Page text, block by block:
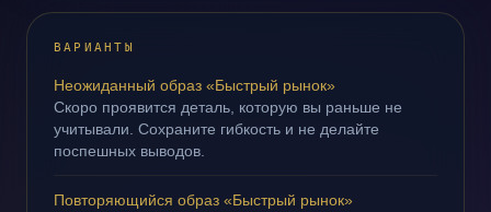
ВАРИАНТЫ
Неожиданный образ «Быстрый рынок»
Скоро проявится деталь, которую вы раньше не
учитывали. Сохраните гибкость и не делайте
поспешных выводов.
Повторяющийся образ «Быстрый рынок»